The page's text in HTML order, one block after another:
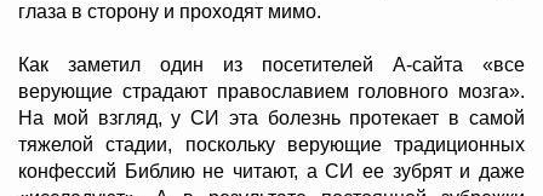
глаза в сторону и проходят мимо.
Как заметил один из посетителей А-сайта «все
верующие страдают православием головного мозга».
На мой взгляд, у СИ эта болезнь протекает в самой
тяжелой стадии, поскольку верующие традиционных
конфессий Библию не читают, а СИ ее зубрят и даже